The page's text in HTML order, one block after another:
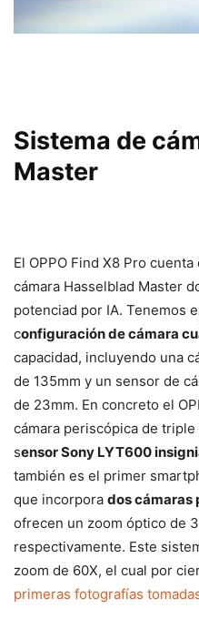
Sistema de
Master
El OPPO Find X8 Pro
cámara Hasselblad Master
potenciad por IA. Tenemos
configuración de cámara
capacidad, incluyendo una
de 135mm y un sensor de
de 23mm. En concreto el
cámara periscópica de triple
sensor Sony LYT600
también es el primer
que incorpora dos cámaras
ofrecen un zoom óptico de
respectivamente. Este
zoom de 60X, el cual por
primeras fotografías